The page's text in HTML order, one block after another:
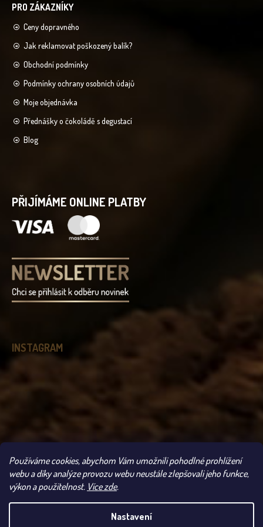
Používáme cookies, abychom Vám umožnili pohodlné prohlížení
webu a díky analýze provozu webu neustále zlepšovali jeho funkce,
výkon a použitelnost. Více zde.
Nastavení
UPOZORNĚNÍ: VLIVEM VYSOKÝCH TEPLOT SE MŮŽE
Ceny dopravného
Jak reklamovat poškozený balík?
Obchodní podmínky
Podmínky ochrany osobních údajů
Moje objednávka
Přednášky o čokoládě s degustací
Blog
PŘIJÍMÁME ONLINE PLATBY
INSTAGRAM
Sledovat na Instagramu
Čokoládovna Troubelice